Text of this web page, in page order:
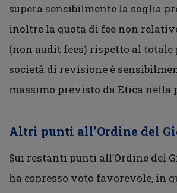
supera sensibilmente la soglia
inoltre la quota di fee non
(non audit fees) rispetto al totale
società di revisione è
massimo previsto da Etica nella
Altri punti all’Ordine del
Sui restanti punti all’Ordine del
ha espresso voto favorevole, in